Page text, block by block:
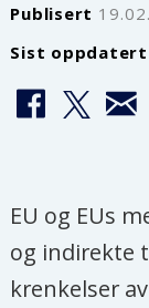
Publisert
Sist oppdatert
EU og EUs
og indirekte
krenkelser